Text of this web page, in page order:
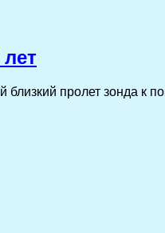
пролет зонда к